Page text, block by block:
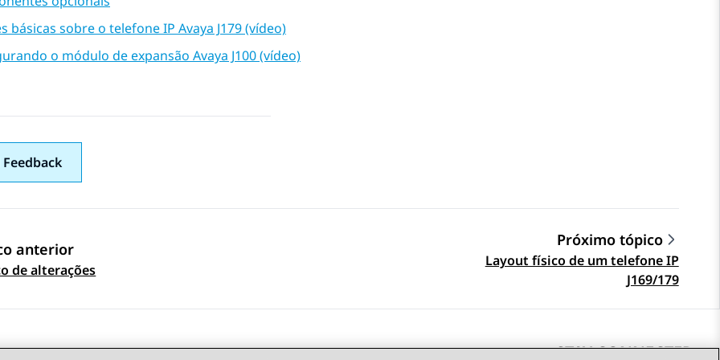
básicas sobre o telefone IP Avaya J179 (vídeo)
o módulo de expansão Avaya J100 (vídeo)
Feedback
anterior
de alterações
Próximo tópico
Layout físico de um telefone IP
J169/179
STAY CONNECTED